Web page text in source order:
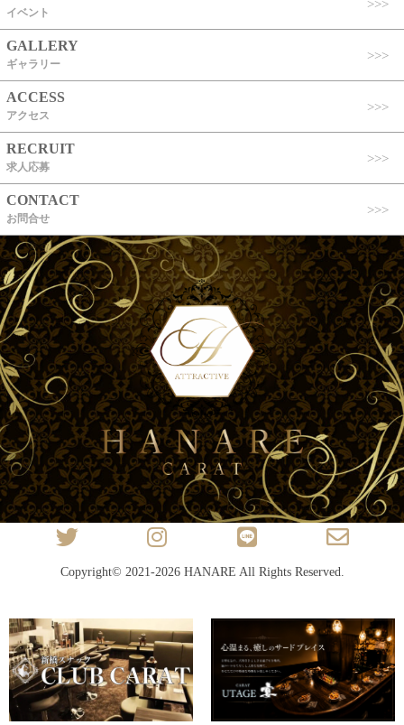
イベント
GALLERY
ギャラリー
ACCESS
アクセス
RECRUIT
求人応募
CONTACT
お問合せ
Copyright© 2021-2026 HANARE All Rights Reserved.